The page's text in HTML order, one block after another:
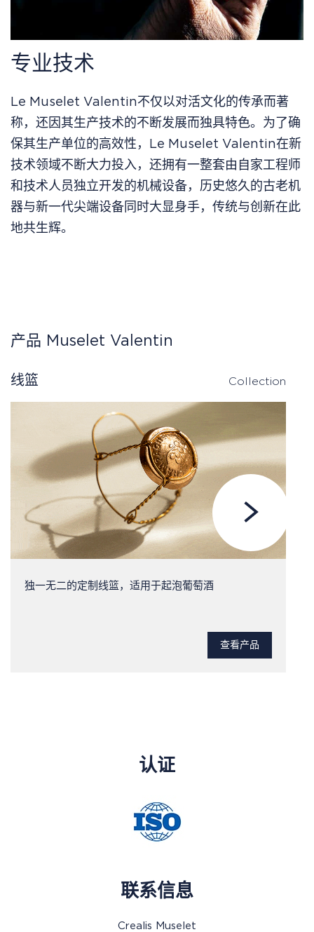
专业技术
Le Muselet Valentin不仅以对活文化的传承而著
称，还因其生产技术的不断发展而独具特色。为了确
保其生产单位的高效性，Le Muselet Valentin在新
技术领域不断大力投入，还拥有一整套由自家工程师
和技术人员独立开发的机械设备，历史悠久的古老机
器与新一代尖端设备同时大显身手，传统与创新在此
地共生辉。
产品 Muselet Valentin
线篮 Collection
独一无二的定制线篮，适用于起泡葡萄酒
查看产品
认证
联系信息
Crealis Muselet